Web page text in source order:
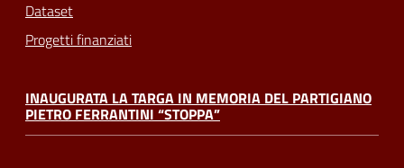
Dataset
Progetti finanziati
INAUGURATA LA TARGA IN MEMORIA DEL PARTIGIANO
PIETRO FERRANTINI “STOPPA”